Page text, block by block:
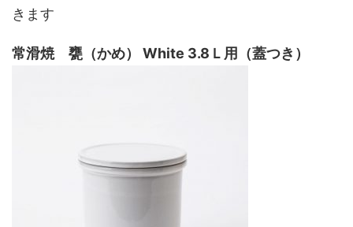
きます
常滑焼 甕（かめ） White 3.8Ｌ用（蓋つき）